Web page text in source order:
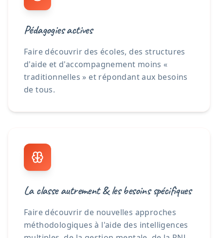
Pédagogies actives
Faire découvrir des écoles, des structures
d'aide et d'accompagnement moins «
traditionnelles » et répondant aux besoins
de tous.
La classe autrement & les besoins spécifiques
Faire découvrir de nouvelles approches
méthodologiques à l'aide des intelligences